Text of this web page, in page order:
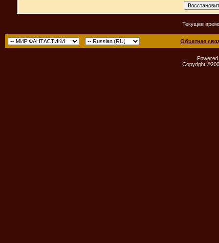
Текущее
Обратная
Copyright